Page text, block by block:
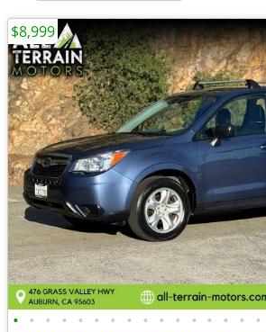
• • • • • • • • • • • • • • • •
$8,999